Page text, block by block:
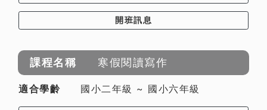
開班訊息
寒假閱讀寫作
國小二年級 ~ 國小六年級